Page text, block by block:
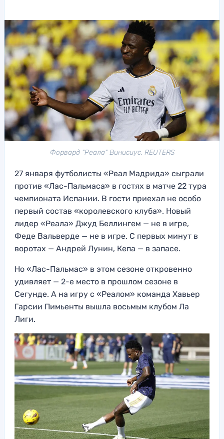
Форвард "Реала" Винисиус. REUTERS
27 января футболисты «Реал Мадрида» сыграли
против «Лас-Пальмаса» в гостях в матче 22 тура
чемпионата Испании. В гости приехал не особо
первый состав «королевского клуба». Новый
лидер «Реала» Джуд Беллингем — не в игре,
Феде Вальверде — не в игре. С первых минут в
воротах — Андрей Лунин, Кепа — в запасе.
Но «Лас-Пальмас» в этом сезоне откровенно
удивляет — 2-е место в прошлом сезоне в
Сегунде. А на игру с «Реалом» команда Хавьер
Гарсии Пимьенты вышла восьмым клубом Ла
Лиги.